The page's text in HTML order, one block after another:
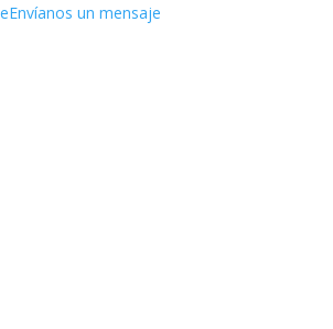
Envíanos un mensaje